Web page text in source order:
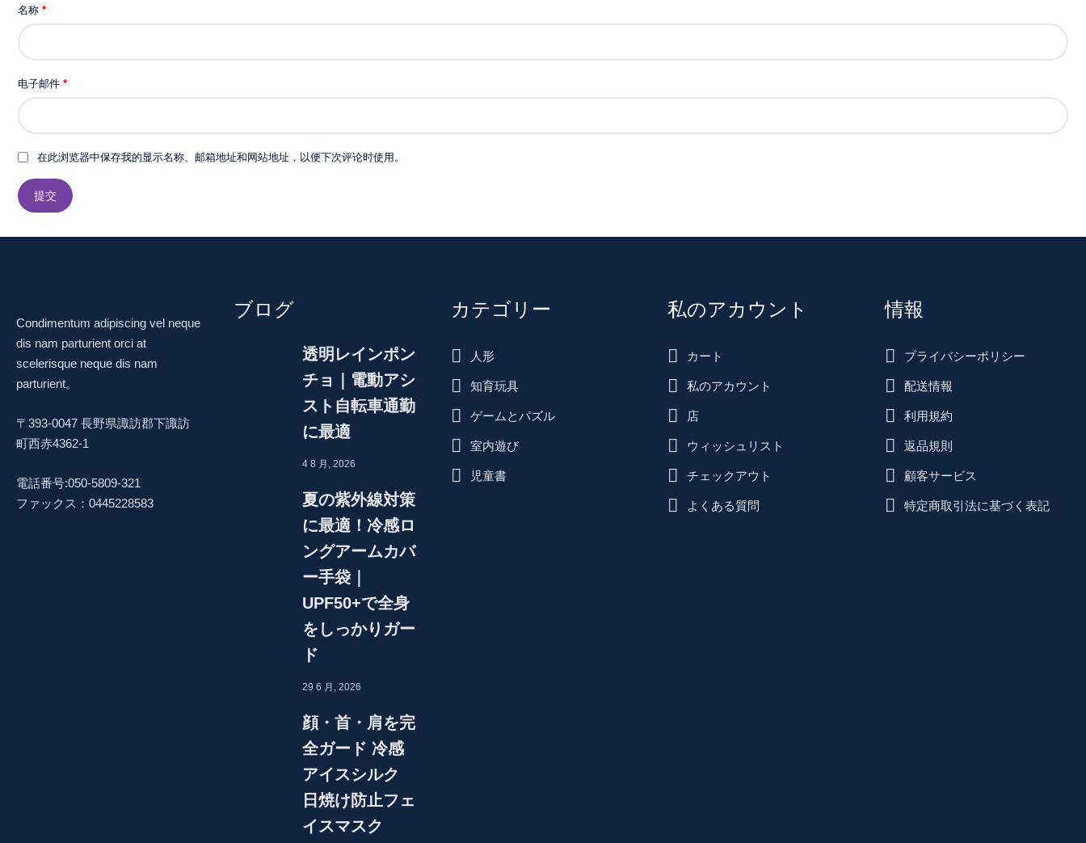
対
策
メ
ガ
ネ
花
粉
メ
ガ
ネ
花
粉
よ
け
ッ
ズ
供
数
名称 *
电子邮件 *
在此浏览器中保存我的显示名称、邮箱地址和网站地址，以便下次评论时使用。
Condimentum adipiscing vel neque
dis nam parturient orci at
scelerisque neque dis nam
parturient。
〒393-0047 長野県諏訪郡下諏訪
町西赤4362-1
電話番号:050-5809-321
ファックス：0445228583
ブログ
透明レインポン
チョ｜電動アシ
スト自転車通勤
に最適
4 8 月, 2026
夏の紫外線対策
に最適！冷感ロ
ングアームカバ
ー手袋｜
UPF50+で全身
をしっかりガー
ド
29 6 月, 2026
顔・首・肩を完
全ガード 冷感
アイスシルク
日焼け防止フェ
イスマスク
カテゴリー
人形
知育玩具
ゲームとパズル
室内遊び
児童書
私のアカウント
カート
私のアカウント
店
ウィッシュリスト
チェックアウト
よくある質問
情報
プライバシーポリシー
配送情報
利用規約
返品規則
顧客サービス
特定商取引法に基づく表記